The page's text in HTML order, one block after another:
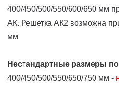
400/450/500/550/600/650 мм
АК. Решетка АК2 возможна
мм
Нестандартные размеры
400/450/500/550/650/750 мм -